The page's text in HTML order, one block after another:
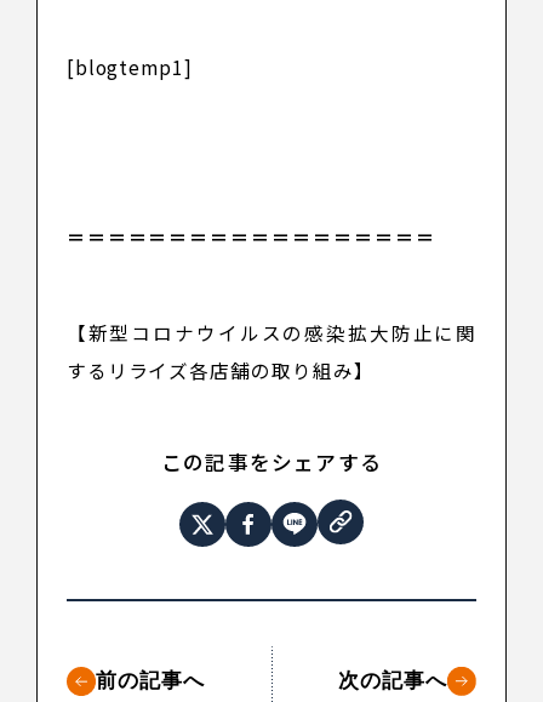
[blogtemp1]
＝＝＝＝＝＝＝＝＝＝＝＝＝＝＝＝＝＝
【新型コロナウイルスの感染拡大防止に関
するリライズ各店舗の取り組み】
この記事をシェアする
前の記事へ 次の記事へ